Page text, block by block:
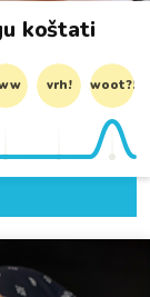
koštati
vrh! woot?!